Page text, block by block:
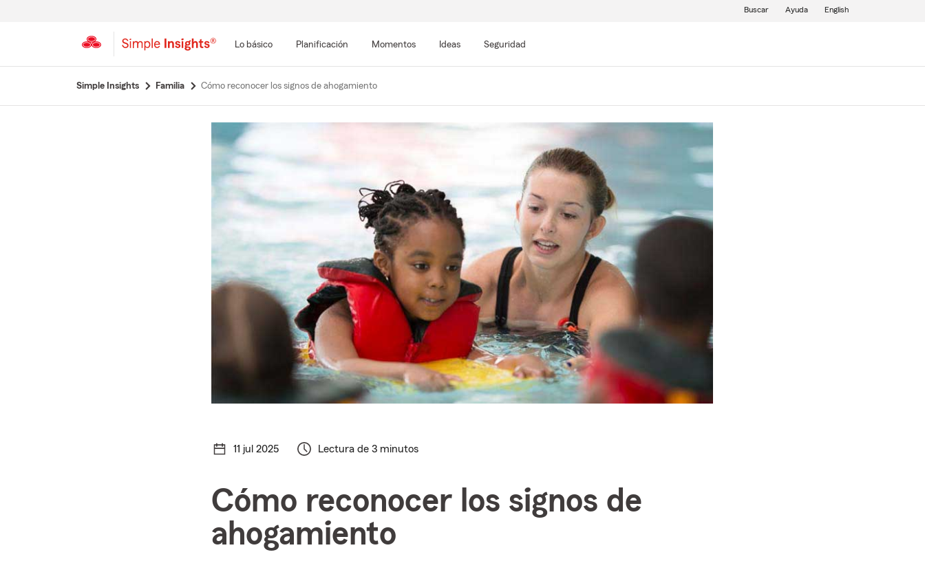
Lo básico Planificación Momentos Ideas Seguridad
Buscar Ayuda English
Simple Insights Familia Cómo reconocer los signos de ahogamiento
11 jul 2025 Lectura de 3 minutos
Cómo reconocer los signos de
ahogamiento